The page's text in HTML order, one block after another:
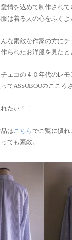
情を込めて制作されて
は着る人の心をふくよ
な素敵な作家の方に
られたお洋服を見たと
ェコの４０年代のレ
てASSOBOOのこころ
たい！！
は こちら でご覧に慣れ
ても素敵。